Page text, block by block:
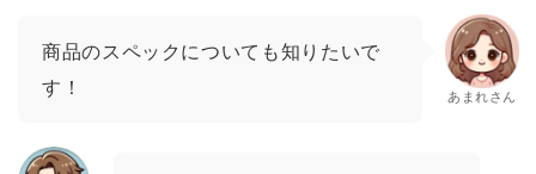
商品のスペックについても知りたいで
す！
あまれさん